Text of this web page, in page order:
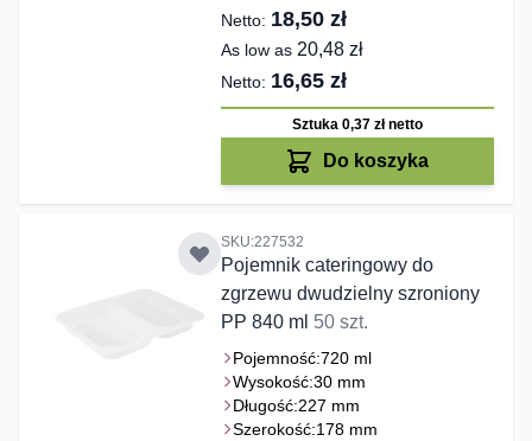
18,50 zł
As low as 20,48 zł
16,65 zł
Sztuka 0,37 złnetto
Do koszyka
SKU:227532
Pojemnik cateringowy do
zgrzewu dwudzielny szroniony
PP 840 ml 50 szt.
Pojemność:720 ml
Wysokość:30 mm
Długość:227 mm
Szerokość:178 mm